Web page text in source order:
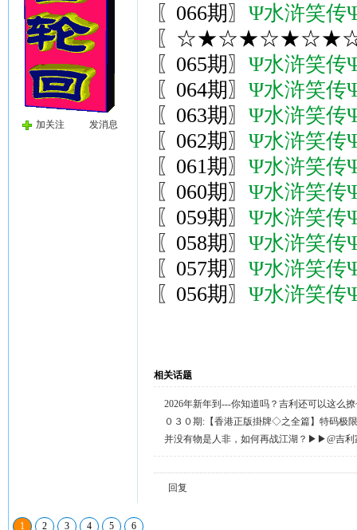
加关注 发消息
〖066期〗 Ψ水浒笑传
〖☆★☆★☆★☆★☆
〖065期〗 Ψ水浒笑传
〖064期〗 Ψ水浒笑传
〖063期〗 Ψ水浒笑传
〖062期〗 Ψ水浒笑传
〖061期〗 Ψ水浒笑传
〖060期〗 Ψ水浒笑传
〖059期〗 Ψ水浒笑传
〖058期〗 Ψ水浒笑传
〖057期〗 Ψ水浒笑传
〖056期〗 Ψ水浒笑传
相关话题
2026年新年到---你知道吗？吉利还可以这么
天天送58元宝，只需签到就有。
０３０期:【香港正版掛牌◇之全篇】特码极
整正版◇综合资料】←已更新.
并没有物是人非，如何再战江湖？▶▶@吉利
回复留言◀◀
回复
1 2 3 4 5 6